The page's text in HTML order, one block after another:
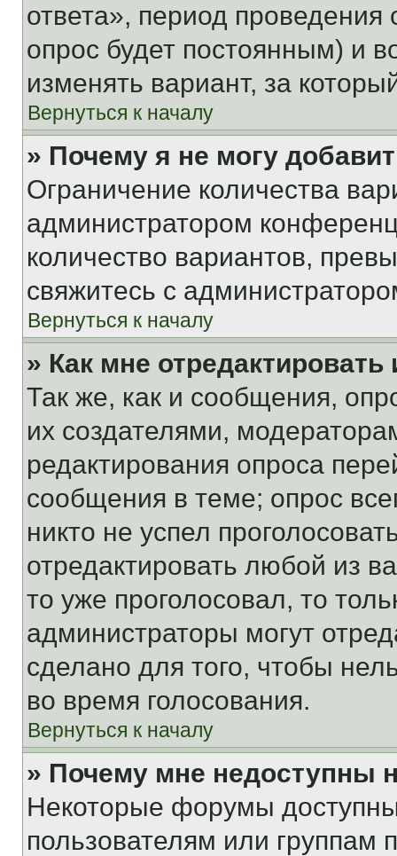
ответа», период проведения
опрос будет постоянным) и
изменять вариант, за
Вернуться к началу
» Почему я не могу
Ограничение количества
администратором
количество вариантов,
свяжитесь с
Вернуться к началу
» Как мне
Так же, как и сообщения,
их создателями,
редактирования опроса
сообщения в теме; опрос
никто не успел
отредактировать любой из
то уже проголосовал, то
администраторы могут
сделано для того, чтобы
во время голосования.
Вернуться к началу
» Почему мне недоступны
Некоторые форумы
пользователям или группам